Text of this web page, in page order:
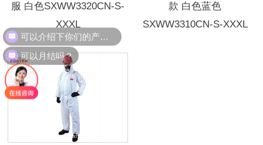
服 白色SXWW3320CN-S-
XXXL
款 白色蓝色
SXWW3310CN-S-XXXL
可以月结吗？